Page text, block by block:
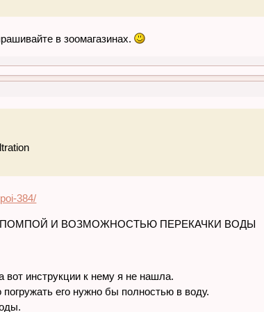
в зоомагазинах.
384/
И ВОЗМОЖНОСТЬЮ ПЕРЕКАЧКИ ВОДЫ
вот инструкции к нему я не нашла.
его нужно бы полностью в воду.